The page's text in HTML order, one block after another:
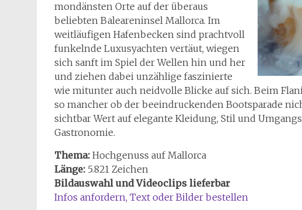
mondänsten Orte auf der überaus
beliebten Baleareninsel Mallorca. Im
weitläufigen Hafenbecken sind prachtvoll
funkelnde Luxusyachten vertäut, wiegen
sich sanft im Spiel der Wellen hin und her
und ziehen dabei unzählige faszinierte
wie mitunter auch neidvolle Blicke auf sich. Beim
so mancher ob der beeindruckenden Bootsparade
sichtbar Wert auf elegante Kleidung, Stil und
Gastronomie.
Thema: Hochgenuss auf Mallorca
Länge: 5.821 Zeichen
Bildauswahl und Videoclips lieferbar
Infos anfordern, Text oder Bilder bestellen